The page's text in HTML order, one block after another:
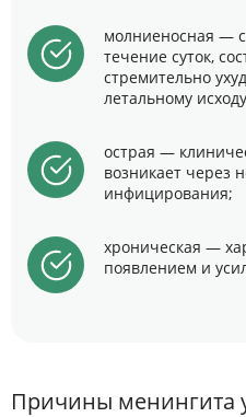
молниеносная —
течение суток,
стремительно
летальному
острая —
возникает через
инфицирования;
хроническая —
появлением и
Причины менингита